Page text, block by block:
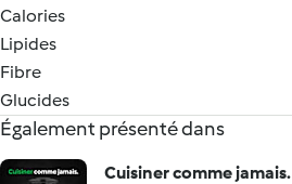
Calories
Lipides
Fibre
Glucides
Également présenté dans
Cuisiner comme jamais.